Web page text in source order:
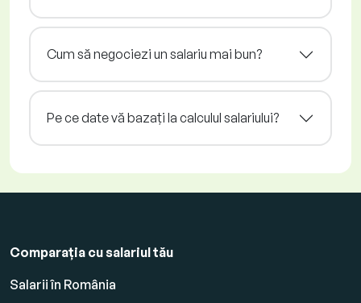
Cum să negociezi un salariu mai bun?
Pe ce date vă bazați la calculul salariului?
Comparația cu salariul tău
Salarii în România